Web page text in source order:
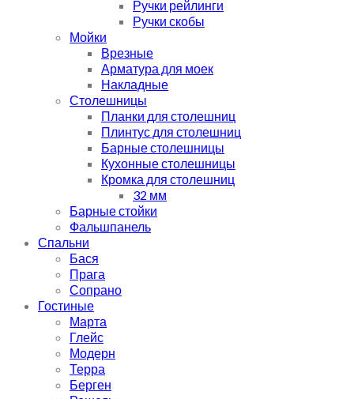
Ручки рейлинги
Ручки скобы
Мойки
Врезные
Арматура для моек
Накладные
Столешницы
Планки для столешниц
Плинтус для столешниц
Барные столешницы
Кухонные столешницы
Кромка для столешниц
32 мм
Барные стойки
Фальшпанель
Спальни
Бася
Прага
Сопрано
Гостиные
Марта
Глейс
Модерн
Терра
Берген